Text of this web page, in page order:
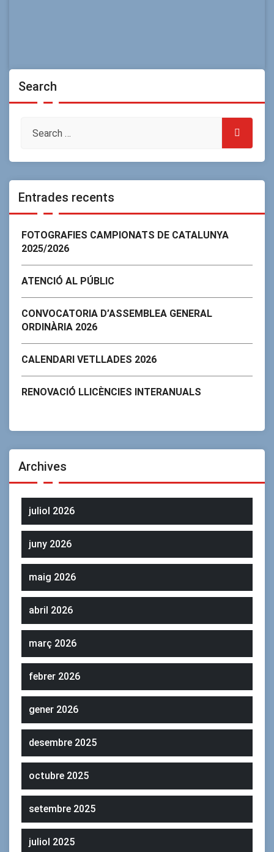
Search
Entrades recents
FOTOGRAFIES CAMPIONATS DE CATALUNYA
2025/2026
ATENCIÓ AL PÚBLIC
CONVOCATORIA D’ASSEMBLEA GENERAL
ORDINÀRIA 2026
CALENDARI VETLLADES 2026
RENOVACIÓ LLICÈNCIES INTERANUALS
Archives
juliol 2026
juny 2026
maig 2026
abril 2026
març 2026
febrer 2026
gener 2026
desembre 2025
octubre 2025
setembre 2025
juliol 2025